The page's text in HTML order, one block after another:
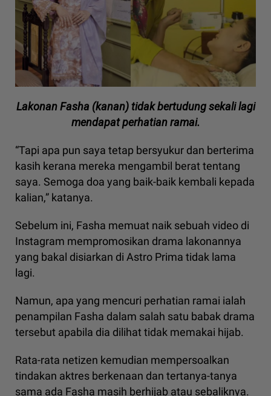
Lakonan Fasha (kanan) tidak bertudung sekali lagi
mendapat perhatian ramai.
“Tapi apa pun saya tetap bersyukur dan berterima
kasih kerana mereka mengambil berat tentang
saya. Semoga doa yang baik-baik kembali kepada
kalian,” katanya.
Sebelum ini, Fasha memuat naik sebuah video di
Instagram mempromosikan drama lakonannya
yang bakal disiarkan di Astro Prima tidak lama
lagi.
Namun, apa yang mencuri perhatian ramai ialah
penampilan Fasha dalam salah satu babak drama
tersebut apabila dia dilihat tidak memakai hijab.
Rata-rata netizen kemudian mempersoalkan
tindakan aktres berkenaan dan tertanya-tanya
sama ada Fasha masih berhijab atau sebaliknya.